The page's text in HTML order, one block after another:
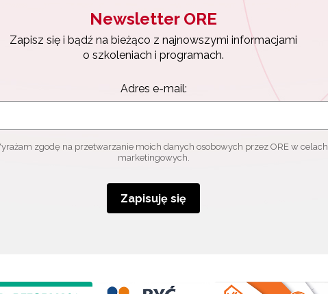
Newsletter ORE
Zapisz się i bądź na bieżąco z najnowszymi informacjami
o szkoleniach i programach.
Adres e-mail:
zgodę na przetwarzanie moich danych osobowych przez ORE w celach
marketingowych.
Zapisuję się